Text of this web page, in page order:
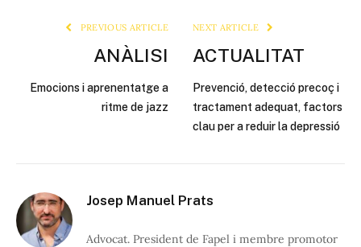
PREVIOUS ARTICLE
ANÀLISI
Emocions i aprenentatge a
ritme de jazz
NEXT ARTICLE
ACTUALITAT
Prevenció, detecció precoç i
tractament adequat, factors
clau per a reduir la depressió
Josep Manuel Prats
Advocat. President de Fapel i membre promotor